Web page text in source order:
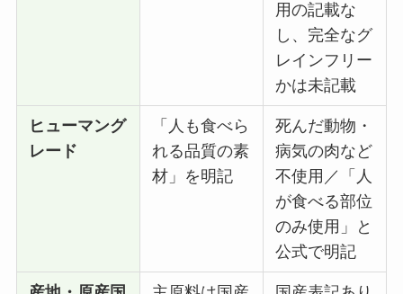
用の記載な
し、完全なグ
レインフリー
かは未記載
ヒューマング
レード
「人も食べら
れる品質の素
材」を明記
死んだ動物・
病気の肉など
不使用／「人
が食べる部位
のみ使用」と
公式で明記